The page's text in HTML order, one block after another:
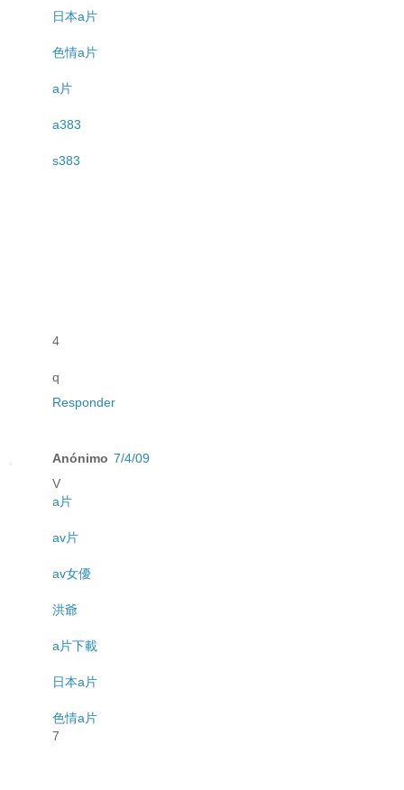
日本a片
色情a片
a片
a383
s383
4
q
Responder
Anónimo 7/4/09
V
a片
av片
av女優
洪爺
a片下載
日本a片
色情a片
7